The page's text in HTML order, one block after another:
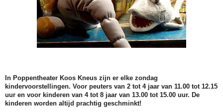
In Poppentheater Koos Kneus zijn er elke zondag
kindervoorstellingen. Voor peuters van 2 tot 4 jaar van 11.00 tot 12.15
uur en voor kinderen van 4 tot 8 jaar van 13.00 tot 15.00 uur. De
kinderen worden altijd prachtig geschminkt!